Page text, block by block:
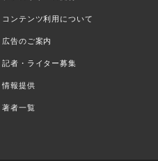
コンテンツ利用について
広告のご案内
記者・ライター募集
情報提供
著者一覧